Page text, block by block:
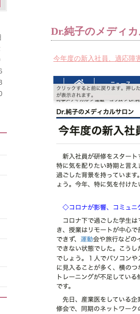
Dr.純子のメディ
今年度の新入社員、適応障